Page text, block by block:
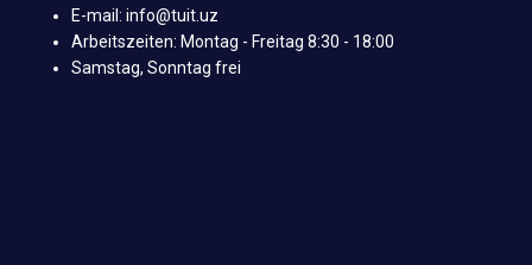
E-mail: info@tuit.uz
Arbeitszeiten: Montag - Freitag 8:30 - 18:00
Samstag, Sonntag frei